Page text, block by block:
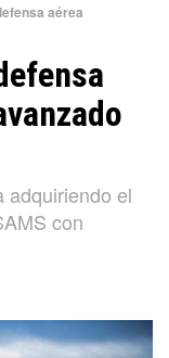
aérea
adquiriendo el
con